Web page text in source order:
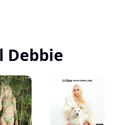
Debbie